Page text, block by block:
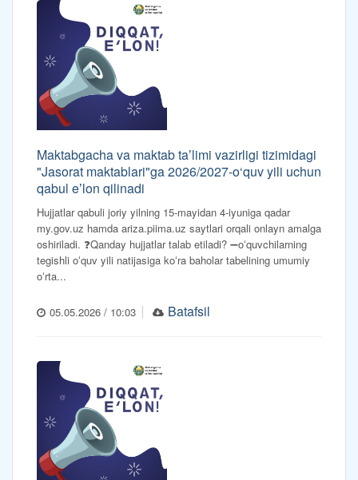
Maktabgacha va maktab taʼlimi vazirligi tizimidagi
"Jasorat maktablari"ga 2026/2027-o‘quv yili uchun
qabul eʼlon qilinadi
Hujjatlar qabuli joriy yilning 15-mayidan 4-iyuniga qadar
my.gov.uz hamda ariza.piima.uz saytlari orqali onlayn amalga
oshiriladi. ❓Qanday hujjatlar talab etiladi? ➖oʻquvchilarning
tegishli oʻquv yili natijasiga koʻra baholar tabelining umumiy
oʻrta...
05.05.2026 / 10:03 Batafsil